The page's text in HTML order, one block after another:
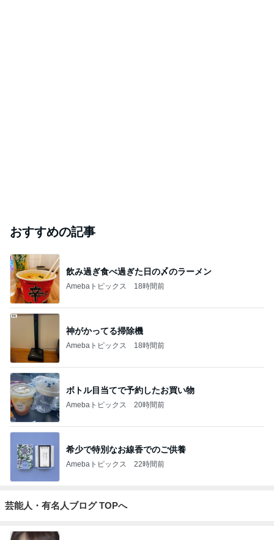
おすすめの記事
飲み過ぎ食べ過ぎた日の〆のラーメン
Amebaトピックス 18時間前
神がかってる掃除機
Amebaトピックス 18時間前
ボトル目当てで予約したお買い物
Amebaトピックス 20時間前
希少で特別なお線香でのご供養
Amebaトピックス 22時間前
芸能人・有名人ブログ TOPへ